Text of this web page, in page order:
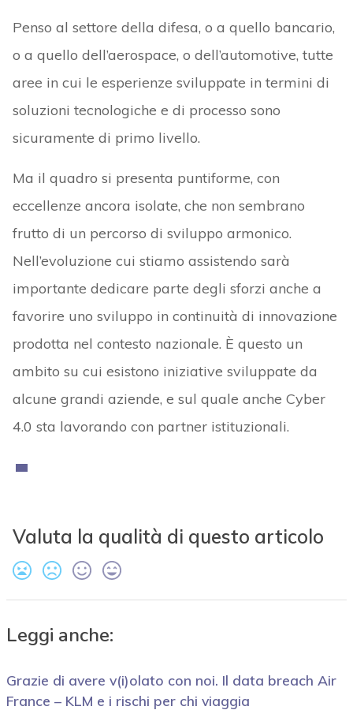
Penso al settore della difesa, o a quello bancario,
o a quello dell’aerospace, o dell’automotive, tutte
aree in cui le esperienze sviluppate in termini di
soluzioni tecnologiche e di processo sono
sicuramente di primo livello.
Ma il quadro si presenta puntiforme, con
eccellenze ancora isolate, che non sembrano
frutto di un percorso di sviluppo armonico.
Nell’evoluzione cui stiamo assistendo sarà
importante dedicare parte degli sforzi anche a
favorire uno sviluppo in continuità di innovazione
prodotta nel contesto nazionale. È questo un
ambito su cui esistono iniziative sviluppate da
alcune grandi aziende, e sul quale anche Cyber
4.0 sta lavorando con partner istituzionali.
Valuta la qualità di questo articolo
Leggi anche:
Grazie di avere v(i)olato con noi. Il data breach Air
France – KLM e i rischi per chi viaggia